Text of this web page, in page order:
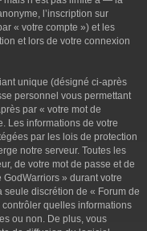
l’inscription sur
« votre compte ») et les
et lors de votre connexion
unique (désigné ci-après
personnel vous permettant
par « votre mot de
Les informations de votre
par les lois de protection
notre serveur. Toutes les
de votre mot de passe et de
» durant votre
discrétion de « Forum de
quelles informations
ou non. De plus, vous